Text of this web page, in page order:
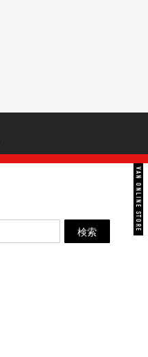
検索
VAN ONLINE STORE